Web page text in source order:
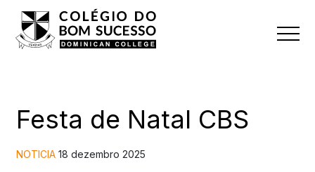
Festa de Natal CBS
NOTICIA18 dezembro 2025